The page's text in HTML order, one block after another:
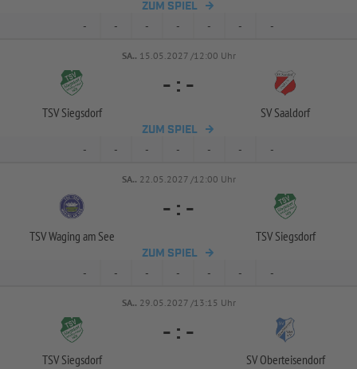
ZUM SPIEL
- - - - - - -
SA.. 15.05.2027 /12:00 Uhr
TSV Siegsdorf
- : -
SV Saaldorf
ZUM SPIEL
- - - - - - -
SA.. 22.05.2027 /12:00 Uhr
TSV Waging am See
- : -
TSV Siegsdorf
ZUM SPIEL
- - - - - - -
SA.. 29.05.2027 /13:15 Uhr
TSV Siegsdorf
- : -
SV Oberteisendorf